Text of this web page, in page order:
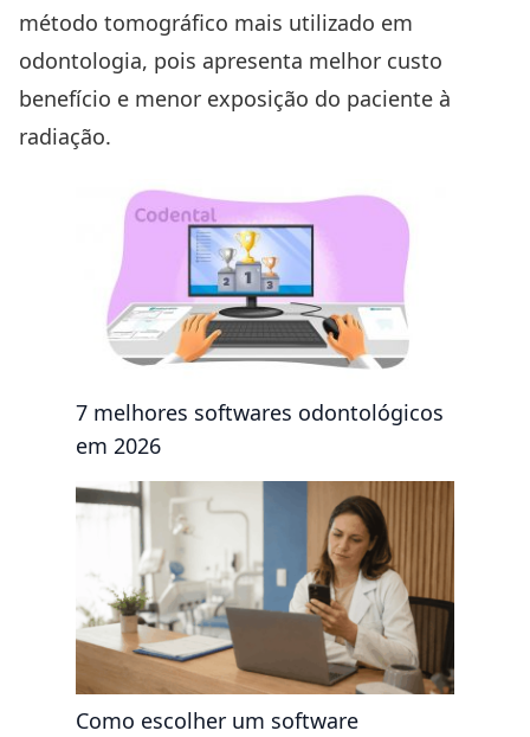
método tomográfico mais utilizado em
odontologia, pois apresenta melhor custo
benefício e menor exposição do paciente à
radiação.
7 melhores softwares odontológicos
em 2026
Como escolher um software